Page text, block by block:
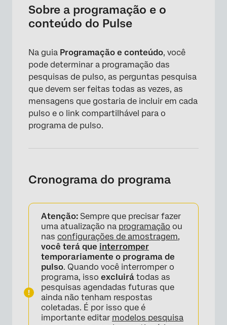
Cronograma do programa
Alteração de cronogramas e omissão de
Modelo Pesquisa
Rodízio de perguntas
Recursos disponíveis nas pesquisas de pulso
Modelos Distribuição
Links compartilháveis
Sobre a programação e o
conteúdo do Pulse
Na guia Programação e conteúdo, você
pode determinar a programação das
pesquisas de pulso, as perguntas pesquisa
que devem ser feitas todas as vezes, as
mensagens que gostaria de incluir em cada
pulso e o link compartilhável para o
programa de pulso.
Cronograma do programa
Atenção: Sempre que precisar fazer
uma atualização na programação ou
nas configurações de amostragem,
você terá que interromper
temporariamente o programa de
pulso. Quando você interromper o
programa, isso excluirá todas as
pesquisas agendadas futuras que
ainda não tenham respostas
coletadas. É por isso que é
importante editar modelos pesquisa